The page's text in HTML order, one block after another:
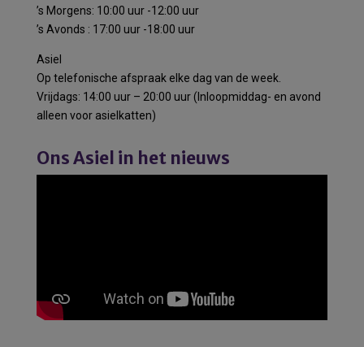
’s Morgens: 10:00 uur -12:00 uur
’s Avonds : 17:00 uur -18:00 uur
Asiel
Op telefonische afspraak elke dag van de week.
Vrijdags: 14:00 uur – 20:00 uur (Inloopmiddag- en avond
alleen voor asielkatten)
Ons Asiel in het nieuws